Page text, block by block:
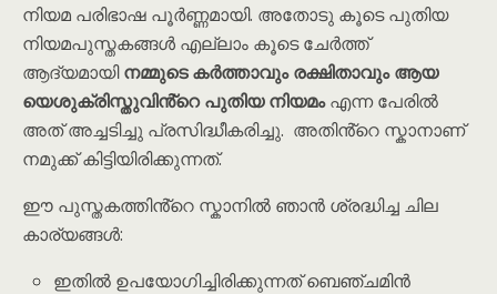
നിയമ പരിഭാഷ പൂർണ്ണമായി. അതോടു കൂടെ പുതിയ
നിയമപുസ്തകങ്ങൾ എല്ലാം കൂടെ ചേർത്ത്
ആദ്യമായിനമ്മുടെ കർത്താവും രക്ഷിതാവും ആയ
യെശുക്രിസ്തുവിൻ്റെ പുതിയ നിയമംഎന്ന പേരിൽ
അത് അച്ചടിച്ചു പ്രസിദ്ധീകരിച്ചു. അതിൻ്റെ സ്കാനാണ്
നമുക്ക് കിട്ടിയിരിക്കുന്നത്.
ഈ പുസ്തകത്തിൻ്റെ സ്കാനിൽ ഞാൻ ശ്രദ്ധിച്ച ചില
കാര്യങ്ങൾ:
ഇതിൽ ഉപയോഗിച്ചിരിക്കുന്നത് ബെഞ്ചമിൻ